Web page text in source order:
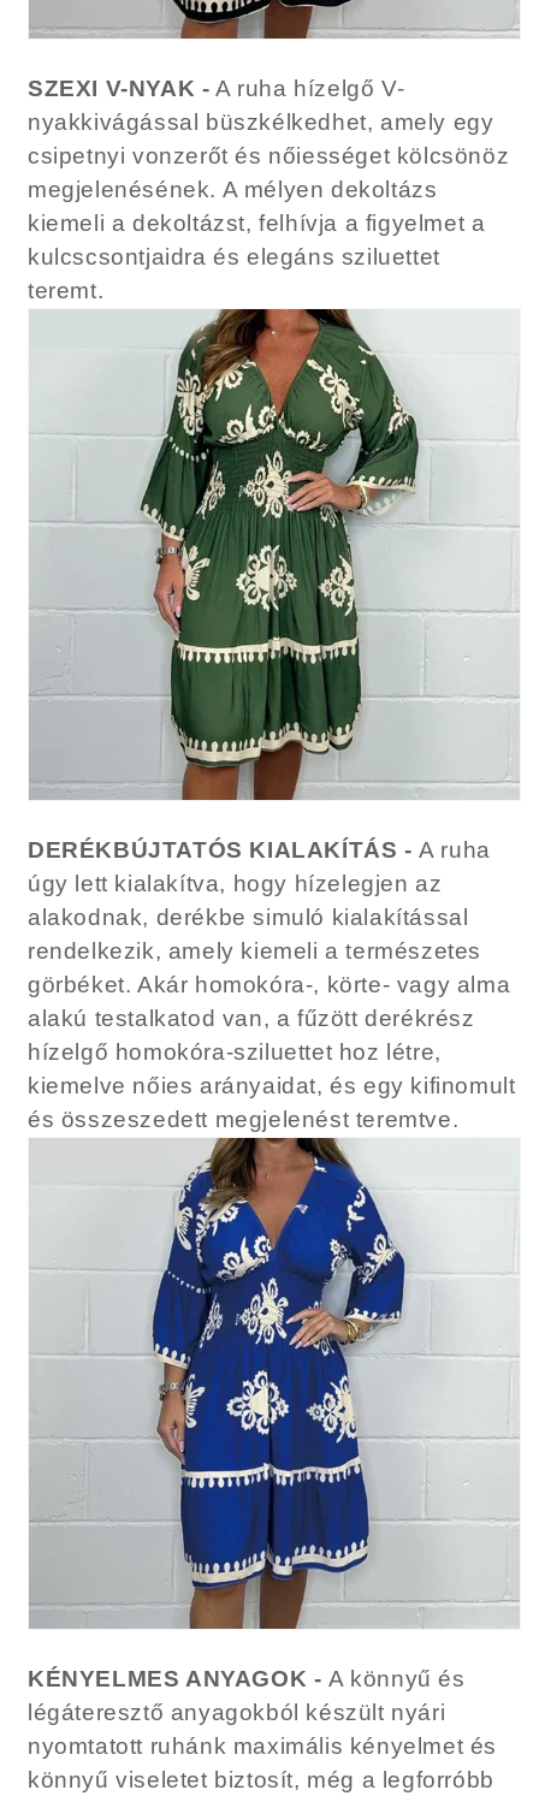
SZEXI V-NYAK - A ruha hízelgő V-
nyakkivágással büszkélkedhet, amely egy
csipetnyi vonzerőt és nőiességet kölcsönöz
megjelenésének. A mélyen dekoltázs
kiemeli a dekoltázst, felhívja a figyelmet a
kulcscsontjaidra és elegáns sziluettet
teremt.
DERÉKBÚJTATÓS KIALAKÍTÁS -A ruha
úgy lett kialakítva, hogy hízelegjen az
alakodnak, derékbe simuló kialakítással
rendelkezik, amely kiemeli a természetes
görbéket. Akár homokóra-, körte- vagy alma
alakú testalkatod van, a fűzött derékrész
hízelgő homokóra-sziluettet hoz létre,
kiemelve nőies arányaidat, és egy kifinomult
és összeszedett megjelenést teremtve.
KÉNYELMES ANYAGOK - A könnyű és
légáteresztő anyagokból készült nyári
nyomtatott ruhánk maximális kényelmet és
könnyű viseletet biztosít, még a legforróbb